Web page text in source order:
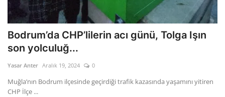
Bodrum’da CHP’lilerin acı günü, Tolga Işın
son yolculuğ...
Yasar Anter Aralık 19, 2024 0
Muğla’nın Bodrum ilçesinde geçirdiği trafik kazasında yaşamını yitiren
CHP İlçe ...